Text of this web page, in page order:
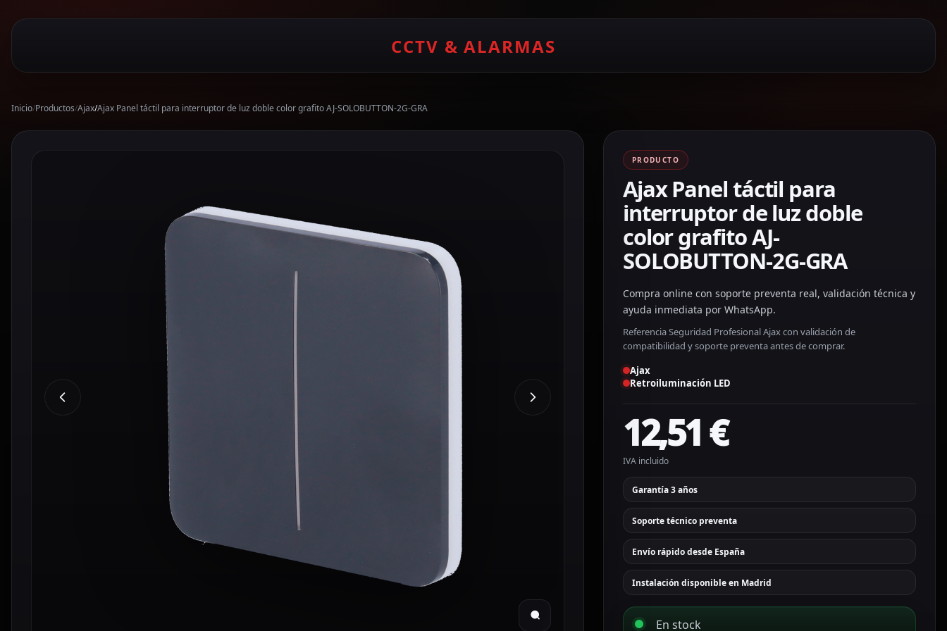
CCTV & ALARMAS
Inicio/Productos/Ajax/Ajax Panel táctil para interruptor de luz doble color grafito AJ-SOLOBUTTON-2G-GRA
PRODUCTO
Ajax Panel táctil para
interruptor de luz doble
color grafito AJ-
SOLOBUTTON-2G-GRA
Compra online con soporte preventa real, validación técnica y
ayuda inmediata por WhatsApp.
Referencia Seguridad Profesional Ajax con validación de
compatibilidad y soporte preventa antes de comprar.
Ajax
Retroiluminación LED
12,51€
IVA incluido
Garantía 3 años
Soporte técnico preventa
Envío rápido desde España
Instalación disponible en Madrid
En stock